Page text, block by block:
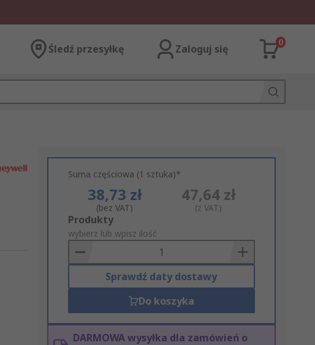
Śledź przesyłkę Zaloguj się
0
Suma częściowa (1 sztuka)*
38,73 zł
(bez VAT)
47,64 zł
(z VAT)
Add
to
Basket
Produkty
wybierz lub wpisz ilość
Sprawdź daty dostawy
Do koszyka
DARMOWA wysyłka dla zamówień o